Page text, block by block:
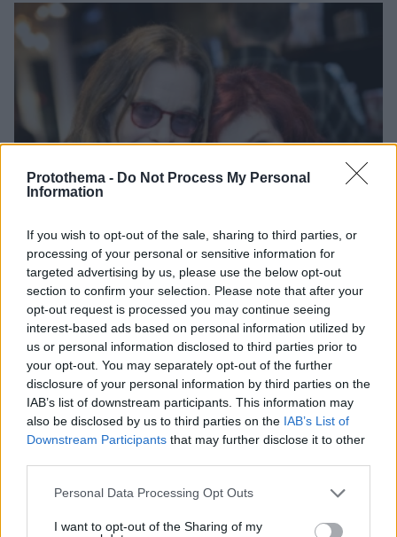
Protothema - Do Not Process My Personal
Information
If you wish to opt-out of the sale, sharing to third parties, or
processing of your personal or sensitive information for
targeted advertising by us, please use the below opt-out
section to confirm your selection. Please note that after your
opt-out request is processed you may continue seeing
interest-based ads based on personal information utilized by
us or personal information disclosed to third parties prior to
your opt-out. You may separately opt-out of the further
disclosure of your personal information by third parties on the
IAB’s list of downstream participants. This information may
also be disclosed by us to third parties on the IAB’s List of
Downstream Participants that may further disclose it to other
Please note that this website/app uses one or more Google
not limited to your visit or usage behaviour. You may click to
Personal Data Processing Opt Outs
I want to opt-out of the Sharing of my
Η δημόσια εξομολόγηση που είχε κάνει ο Όζι Όσμπορν για
τη σύζυγό του Σάρον: «Τη χτυπούσα, έκανα φρικτά
πράγματα κι εκείνη μου έσωζε τη ζωή κάθε μέρα»
23.07.2025, 11:09